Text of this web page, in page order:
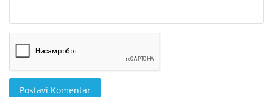
Postavi Komentar